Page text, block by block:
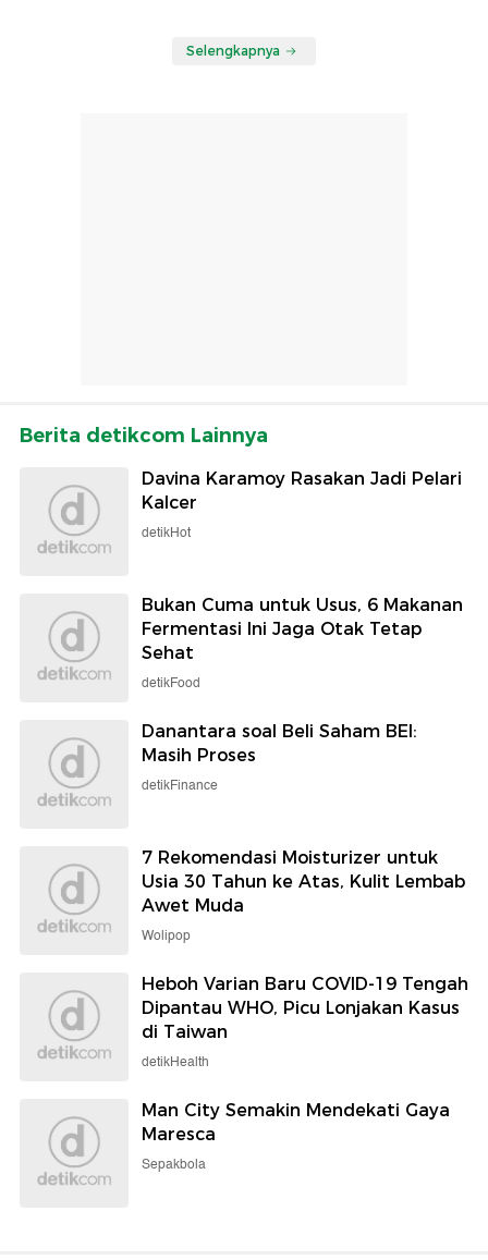
Selengkapnya
Berita detikcom Lainnya
Davina Karamoy Rasakan Jadi Pelari
Kalcer
detikHot
Bukan Cuma untuk Usus, 6 Makanan
Fermentasi Ini Jaga Otak Tetap
Sehat
detikFood
Danantara soal Beli Saham BEI:
Masih Proses
detikFinance
7 Rekomendasi Moisturizer untuk
Usia 30 Tahun ke Atas, Kulit Lembab
Awet Muda
Wolipop
Heboh Varian Baru COVID-19 Tengah
Dipantau WHO, Picu Lonjakan Kasus
di Taiwan
detikHealth
Man City Semakin Mendekati Gaya
Maresca
Sepakbola